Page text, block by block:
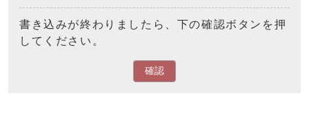
書き込みが終わりましたら、下の確認ボタンを押
してください。
確認